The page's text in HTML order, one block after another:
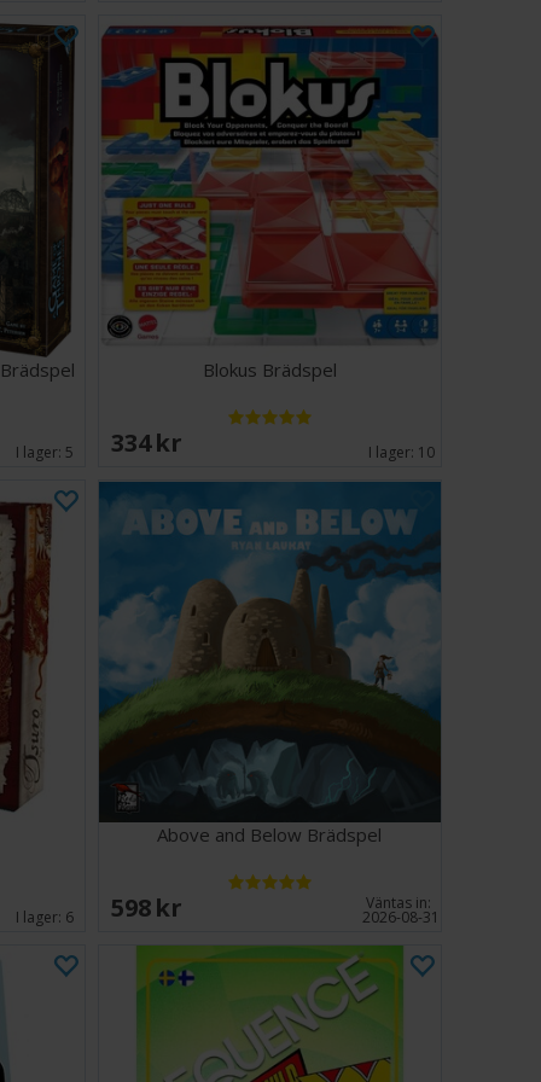
I lager: 5
Blokus Brädspel
334 SEK I lager: 10
I lager: 6
Above and Below Brädspel
598 SEK Väntas in:
2026-08-31